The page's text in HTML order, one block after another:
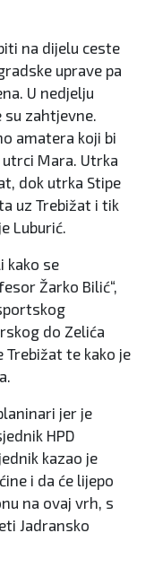
na dijelu ceste
uprave pa
U nedjelju
su zahtjevne.
amatera koji bi
Mara. Utrka
dok utrka Stipe
uz Trebižat i tik
Luburić.
kako se
Žarko Bilić“,
do Zelića
Trebižat te kako je
jer je
HPD
kazao je
i da će lijepo
na ovaj vrh, s
Jadransko